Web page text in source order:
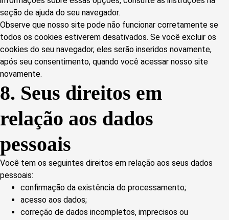
seção de ajuda do seu navegador.
Observe que nosso site pode não funcionar corretamente se
todos os cookies estiverem desativados. Se você excluir os
cookies do seu navegador, eles serão inseridos novamente,
após seu consentimento, quando você acessar nosso site
novamente.
8. Seus direitos em
relação aos dados
pessoais
Você tem os seguintes direitos em relação aos seus dados
pessoais:
confirmação da existência do processamento;
acesso aos dados;
correção de dados incompletos, imprecisos ou